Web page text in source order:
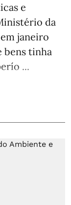
e
da
janeiro
bens tinha
...